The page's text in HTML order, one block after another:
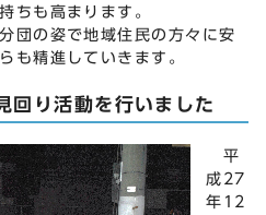
ちも高まります。
団の姿で地域住民の方々に安
も精進していきます。
回り活動を行いました
平
成27
年12